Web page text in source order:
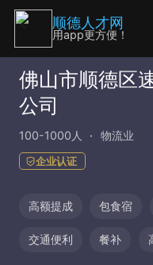
佛山市顺德区
公司
100-1000人 物流业
企业认证
高额提成 包食宿
交通便利 餐补
顺德人才网
用app更方便！